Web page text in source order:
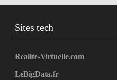
Sites tech
Realite-Virtuelle.com
LeBigData.fr